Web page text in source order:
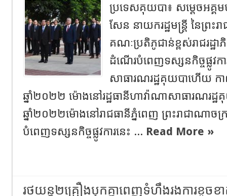
ប្រទេសគុយបា៖ សម្តេចអគ្
សែន នាយករដ្ឋមន្រ្តី នៃព្រះ
គណៈប្រតិភូជាន់ខ្ពស់រាជរដ្ឋា
ដំណើរបំពេញទស្សនកិច្ចផ្លូវក
សាធារណរដ្ឋគុយបាហើយ កា
ឆ្នាំ២០២២ ម៉ោងនៅរដ្ឋធានីហាវ៉ាណាសាធារណរដ្ឋ
ឆ្នាំ២០២២ម៉ោងនៅរាជធានីភ្នំពេញ ព្រះរាជាណាចក្
បំពេញទស្សនកិច្ចផ្លូវការនេះ ... Read More »
រថយន្ត២គ្រឿងបុកគ្នាពេញទំហឹងរងការខូចខា